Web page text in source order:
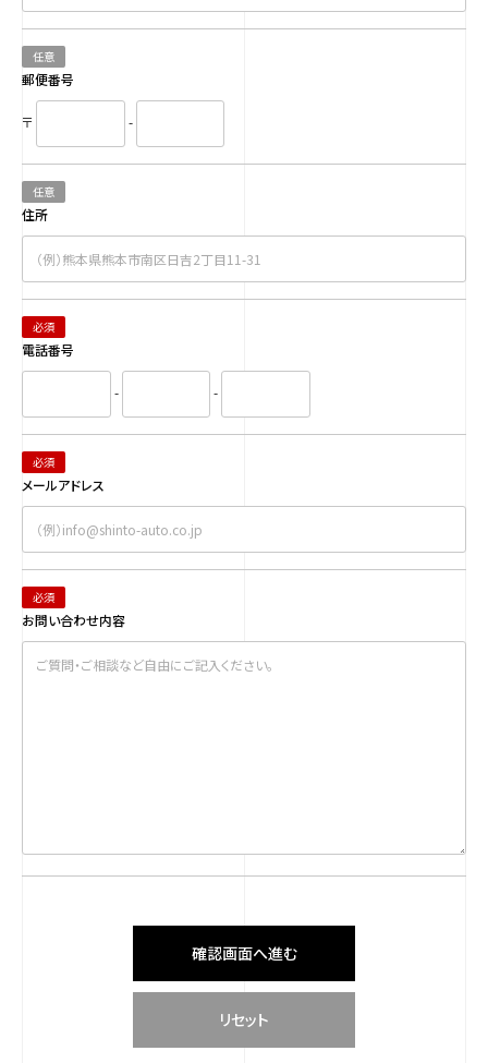
任意
郵便番号
〒 -
任意
住所
必須
電話番号
- -
必須
メールアドレス
必須
お問い合わせ内容
確認画面へ進む
リセット